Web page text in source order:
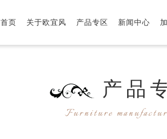
首页 关于欧宜风 产品专区 新闻中心
产品
Furniture